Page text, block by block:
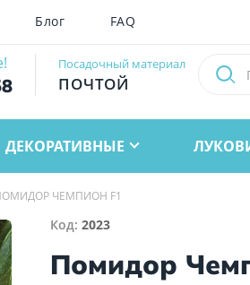
Блог FAQ
Посадочный материал
ПОЧТОЙ
ДЕКОРАТИВНЫЕ
ЧЕМПИОН F1
Код:2023
Помидор